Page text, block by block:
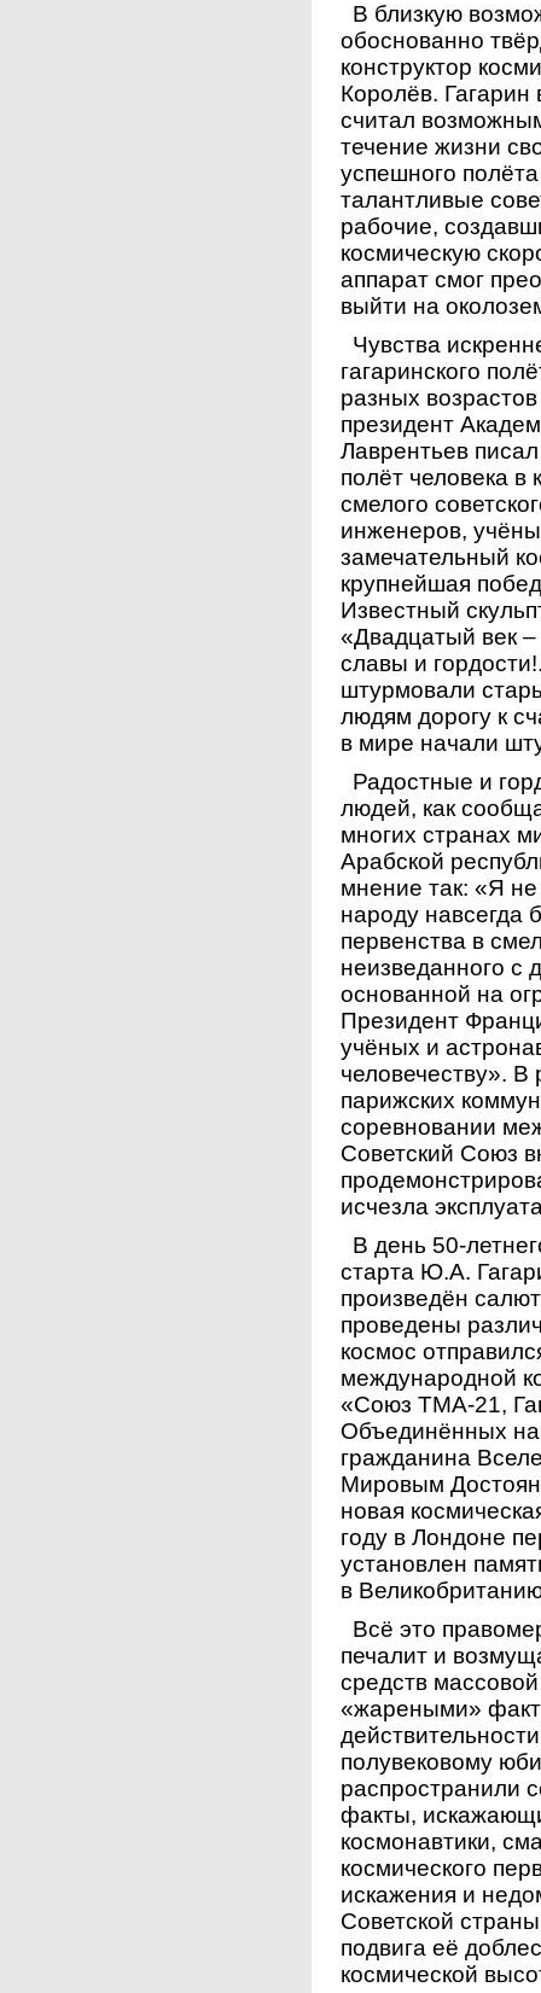
В близкую
обоснованно
конструктор
Королёв. Гагарин
считал
течение жизни
успешного
талантливые
рабочие,
космическую
аппарат смог
выйти на
Чувства
гагаринского
разных
президент
Лаврентьев
полёт человека в
смелого
инженеров,
замечательный
крупнейшая
Известный
«Двадцатый век
славы и
штурмовали
людям дорогу к
в мире начали
Радостные и
людей, как
многих странах
Арабской
мнение так: «Я
народу навсегда
первенства в
неизведанного с
основанной на
Президент
учёных и
человечеству».
парижских
соревновании
Советский Союз
исчезла
В день 50-
старта Ю.А.
произведён
проведены
космос
международной
«Союз ТМА-21,
Объединённых
гражданина
Мировым
новая
году в Лондоне
установлен
в
Всё это
печалит и
средств
«жареными»
полувековому
распространили
факты,
космонавтики,
космического
искажения и
Советской
подвига её
космической